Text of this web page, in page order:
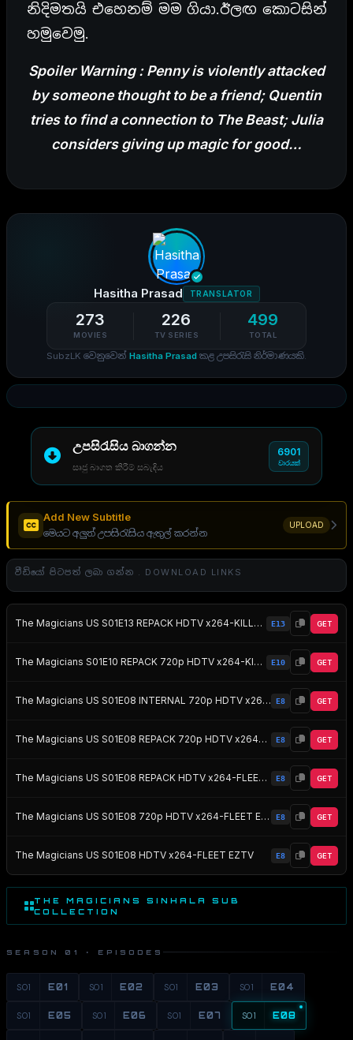
නිදිමතයි එහෙනම් මම ගියා.ඊලඟ කොටසින්
හමුවෙමු.
Spoiler Warning : Penny is violently attacked
by someone thought to be a friend; Quentin
tries to find a connection to The Beast; Julia
considers giving up magic for good…
Hasitha Prasad TRANSLATOR
273
MOVIES
226
TV SERIES
499
TOTAL
SubzLK වෙනුවෙන් Hasitha Prasad කළ උපසිරැසි නිර්මාණයකි.
උපසිරැසිය බාගන්න
සෘජු බාගත කිරීම් සබැඳිය
6901
වාරයක්
Add New Subtitle
මෙයට අලුත් උපසිරැසිය ඇතුල් කරන්න
UPLOAD
වීඩියෝ පිටපත් ලබා ගන්න . DOWNLOAD LINKS
The Magicians US S01E13 REPACK HDTV x264-KILLERS EZTV E13 GET
The Magicians S01E10 REPACK 720p HDTV x264-KILLERS EZTV E10 GET
The Magicians US S01E08 INTERNAL 720p HDTV x264-KILLERS EZTV E8 GET
The Magicians US S01E08 REPACK 720p HDTV x264-FLEET EZTV E8 GET
The Magicians US S01E08 REPACK HDTV x264-FLEET EZTV E8 GET
The Magicians US S01E08 720p HDTV x264-FLEET EZTV E8 GET
The Magicians US S01E08 HDTV x264-FLEET EZTV E8 GET
THE MAGICIANS SINHALA SUB
COLLECTION
SEASON 01 · EPISODES
S01 E01 S01 E02 S01 E03 S01 E04
S01 E05 S01 E06 S01 E07 S01 E08